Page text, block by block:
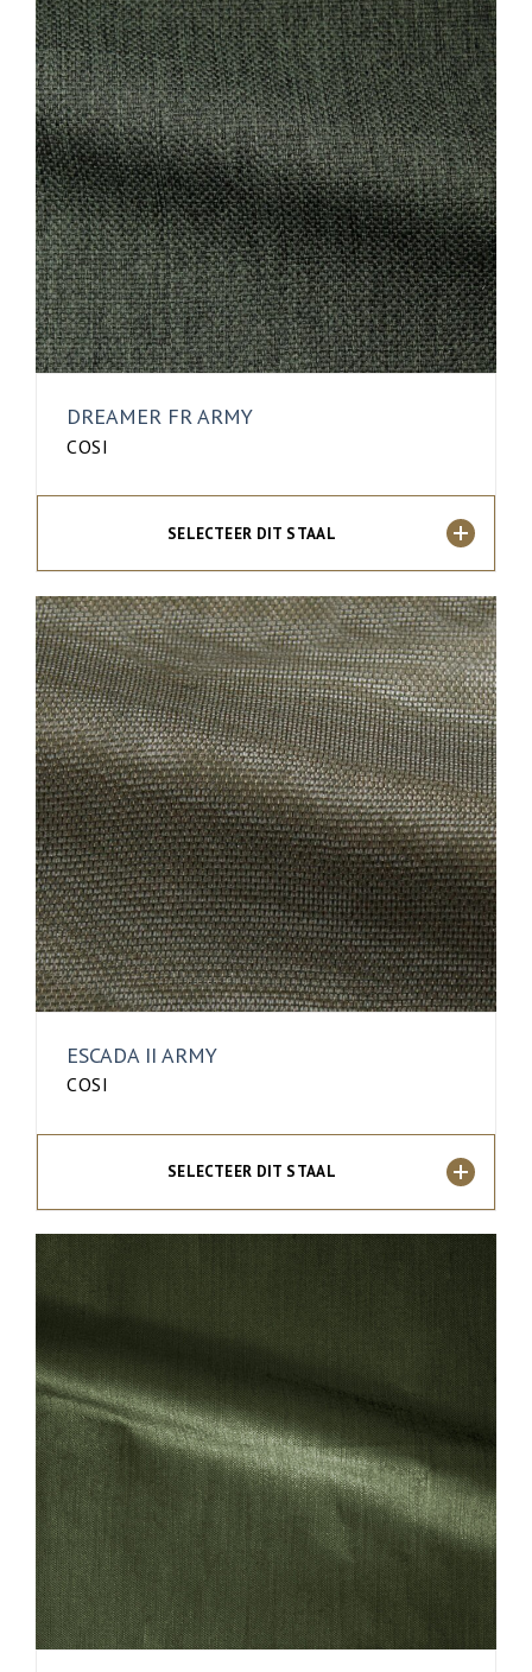
DREAMER FR ARMY
COSI
SELECTEER DIT STAAL
ESCADA II ARMY
COSI
SELECTEER DIT STAAL